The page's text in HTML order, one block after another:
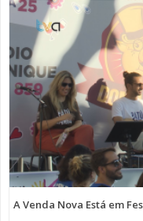
A Venda Nova Está em